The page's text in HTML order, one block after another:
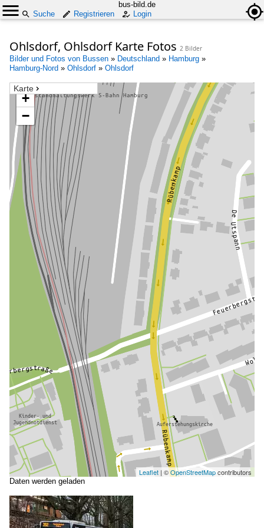
bus-bild.de
Suche
Registrieren Login
Ohlsdorf, Ohlsdorf Karte Fotos 2 Bilder
Bilder und Fotos von Bussen » Deutschland » Hamburg »
Hamburg-Nord » Ohlsdorf » Ohlsdorf
Karte
+
−
Leaflet | ©OpenStreetMapcontributors
Daten werden geladen